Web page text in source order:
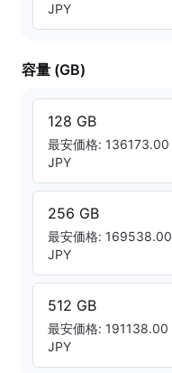
JPY
容量 (GB)
128 GB
最安価格: 136173.00
JPY
256 GB
最安価格: 169538.00
JPY
512 GB
最安価格: 191138.00
JPY